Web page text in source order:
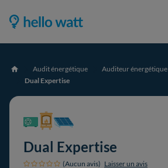
Accueil Audit énergétique Auditeur énergétique
Dual Expertise
Dual Expertise
(Aucun avis) Laisser un avis